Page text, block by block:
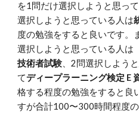
を1問だけ選択しようと思っ
選択しようと思っている人は
度の勉強をすると良いです。
選択しようと思っている人は
技術者試験 、2問選択しよう
てディープラーニング検定 E
格する程度の勉強をすると良
すが合計100〜300時間程度